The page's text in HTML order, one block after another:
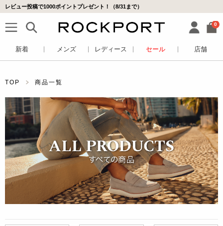
レビュー投稿で1000ポイントプレゼント！（8/31まで）
0
新着 メンズ レディース セール 店舗
TOP 商品一覧